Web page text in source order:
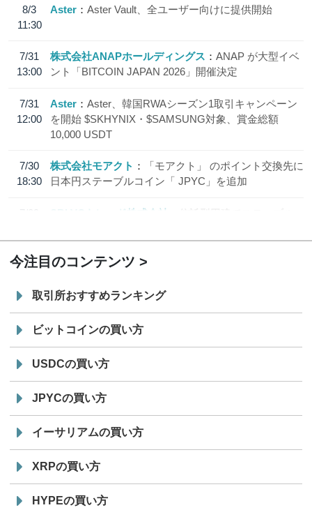
8/3
11:30
Aster Aster Vault、全ユーザー向けに提供開始
7/31
13:00
株式会社ANAPホールディングス
ANAP が大型イベ
ント「BITCOIN JAPAN 2026」開催決定
7/31
12:00
Aster
Aster、韓国RWAシーズン1取引キャンペーン
を開始 $SKHYNIX・$SAMSUNG対象、賞金総額
10,000 USDT
7/30
18:30
株式会社モアクト
「モアクト」 のポイント交換先に
日本円ステーブルコイン「 JPYC」を追加
7/29
SBI VCトレード株式会社
信託型円建てステーブル
今注目のコンテンツ
取引所おすすめランキング
ビットコインの買い方
USDCの買い方
JPYCの買い方
イーサリアムの買い方
XRPの買い方
HYPEの買い方